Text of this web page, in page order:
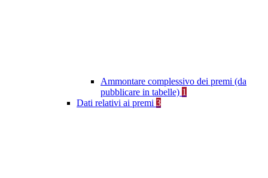
Ammontare complessivo dei premi (da
pubblicare in tabelle) 1
Dati relativi ai premi 3